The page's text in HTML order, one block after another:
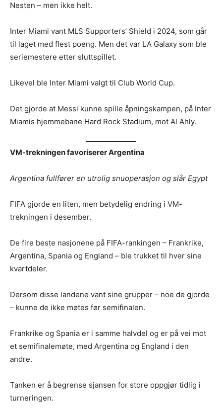
Nesten – men ikke helt.
Inter Miami vant MLS Supporters’ Shield i 2024, som går
til laget med flest poeng. Men det var LA Galaxy som ble
seriemestere etter sluttspillet.
Likevel ble Inter Miami valgt til Club World Cup.
Det gjorde at Messi kunne spille åpningskampen, på Inter
Miamis hjemmebane Hard Rock Stadium, mot Al Ahly.
VM-trekningen favoriserer Argentina
Argentina fullfører en utrolig snuoperasjon og slår Egypt
FIFA gjorde en liten, men betydelig endring i VM-
trekningen i desember.
De fire beste nasjonene på FIFA-rankingen – Frankrike,
Argentina, Spania og England – ble trukket til hver sine
kvartdeler.
Dersom disse landene vant sine grupper – noe de gjorde
– kunne de ikke møtes før semifinalen.
Frankrike og Spania er i samme halvdel og er på vei mot
et semifinalemøte, med Argentina og England i den
andre.
Tanken er å begrense sjansen for store oppgjør tidlig i
turneringen.